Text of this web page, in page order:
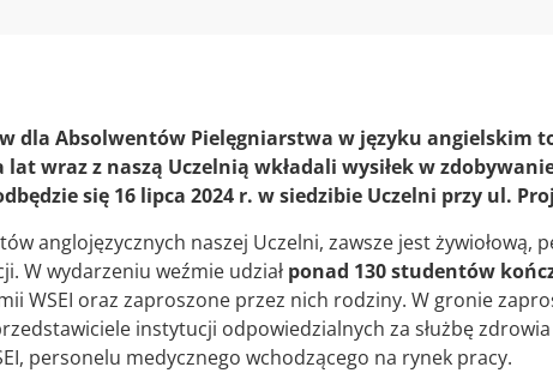
dla Absolwentów Pielęgniarstwa w języku angielskim
wraz z naszą Uczelnią wkładali wysiłek w
się 16 lipca 2024 r. w siedzibie Uczelni przy ul.
anglojęzycznych naszej Uczelni, zawsze jest żywiołową,
W wydarzeniu weźmie udział ponad 130 studentów
WSEI oraz zaproszone przez nich rodziny. W gronie
instytucji odpowiedzialnych za służbę zdrowia
personelu medycznego wchodzącego na rynek pracy.